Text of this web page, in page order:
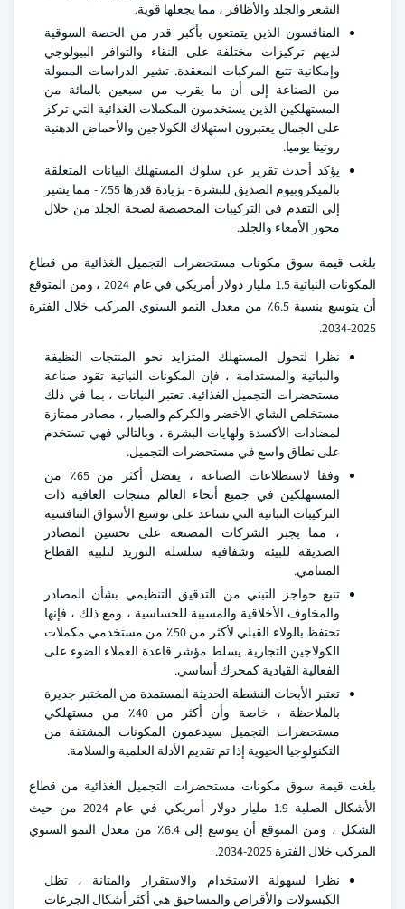
الشعر والجلد والأظافر ، مما يجعلها قوية.
المنافسون الذين يتمتعون بأكبر قدر من الحصة السوقية
لديهم تركيزات مختلفة على النقاء والتوافر البيولوجي
وإمكانية تتبع المركبات المعقدة. تشير الدراسات الممولة
من الصناعة إلى أن ما يقرب من سبعين بالمائة من
المستهلكين الذين يستخدمون المكملات الغذائية التي تركز
على الجمال يعتبرون استهلاك الكولاجين والأحماض الدهنية
روتينا يوميا.
يؤكد أحدث تقرير عن سلوك المستهلك البيانات المتعلقة
بالميكروبيوم الصديق للبشرة - بزيادة قدرها 55٪ - مما يشير
إلى التقدم في التركيبات المخصصة لصحة الجلد من خلال
محور الأمعاء والجلد.
بلغت قيمة سوق مكونات مستحضرات التجميل الغذائية من قطاع
المكونات النباتية 1.5 مليار دولار أمريكي في عام 2024 ، ومن المتوقع
أن يتوسع بنسبة 6.5٪ من معدل النمو السنوي المركب خلال الفترة
2025-2034.
نظرا لتحول المستهلك المتزايد نحو المنتجات النظيفة
والنباتية والمستدامة ، فإن المكونات النباتية تقود صناعة
مستحضرات التجميل الغذائية. تعتبر النباتات ، بما في ذلك
مستخلص الشاي الأخضر والكركم والصبار ، مصادر ممتازة
لمضادات الأكسدة ولهايات البشرة ، وبالتالي فهي تستخدم
على نطاق واسع في مستحضرات التجميل.
وفقا لاستطلاعات الصناعة ، يفضل أكثر من 65٪ من
المستهلكين في جميع أنحاء العالم منتجات العافية ذات
التركيبات النباتية التي تساعد على توسيع الأسواق التنافسية
، مما يجبر الشركات المصنعة على تحسين المصادر
الصديقة للبيئة وشفافية سلسلة التوريد لتلبية القطاع
المتنامي.
تنبع حواجز التبني من التدقيق التنظيمي بشأن المصادر
والمخاوف الأخلاقية والمسببة للحساسية ، ومع ذلك ، فإنها
تحتفظ بالولاء القبلي لأكثر من 50٪ من مستخدمي مكملات
الكولاجين التجارية. يسلط مؤشر قاعدة العملاء الضوء على
الفعالية القيادية كمحرك أساسي.
تعتبر الأبحاث النشطة الحديثة المستمدة من المختبر جديرة
بالملاحظة ، خاصة وأن أكثر من 40٪ من مستهلكي
مستحضرات التجميل سيدعمون المكونات المشتقة من
التكنولوجيا الحيوية إذا تم تقديم الأدلة العلمية والسلامة.
بلغت قيمة سوق مكونات مستحضرات التجميل الغذائية من قطاع
الأشكال الصلبة 1.9 مليار دولار أمريكي في عام 2024 من حيث
الشكل ، ومن المتوقع أن يتوسع إلى 6.4٪ من معدل النمو السنوي
المركب خلال الفترة 2025-2034.
نظرا لسهولة الاستخدام والاستقرار والمتانة ، تظل
الكبسولات والأقراص والمساحيق هي أكثر أشكال الجرعات